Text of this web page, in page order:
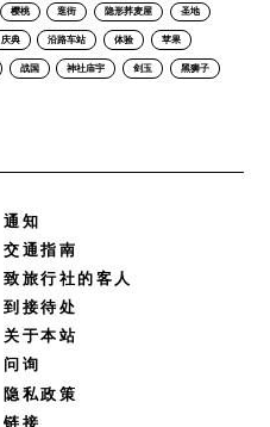
樱桃 逛街 隐形荞麦屋 圣地
庆典 沿路车站 体验 苹果
战国 神社庙宇 剑玉 黑狮子
通知
交通指南
致旅行社的客人
到接待处
关于本站
问询
隐私政策
链接